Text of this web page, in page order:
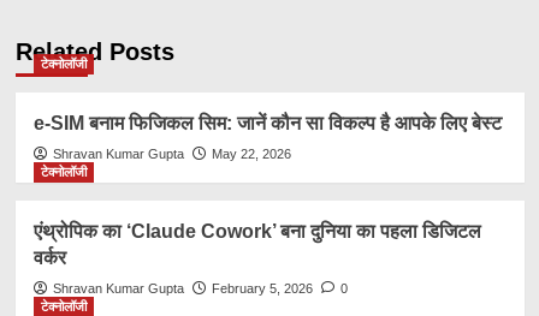
Related Posts
टेक्नोलॉजी
e-SIM बनाम फिजिकल सिम: जानें कौन सा विकल्प है आपके लिए बेस्ट
Shravan Kumar Gupta
May 22, 2026
टेक्नोलॉजी
एंथ्रोपिक का ‘Claude Cowork’ बना दुनिया का पहला डिजिटल
वर्कर
Shravan Kumar Gupta February 5, 2026
0
टेक्नोलॉजी